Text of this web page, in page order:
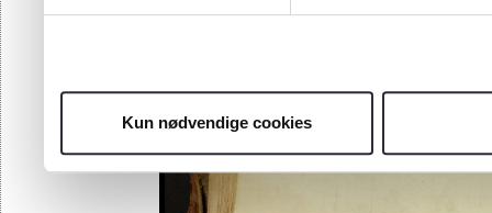
Kun nødvendige cookies